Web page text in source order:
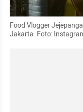
Food Vlogger
Jakarta. Foto: